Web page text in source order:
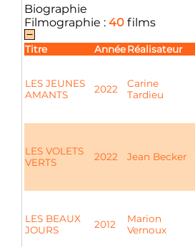
Biographie
Filmographie : 40 films
Titre AnnéeRéalisateur
LES JEUNES
AMANTS
2022
Carine
Tardieu
LES VOLETS
VERTS
2022 Jean Becker
LES BEAUX
JOURS
2012
Marion
Vernoux